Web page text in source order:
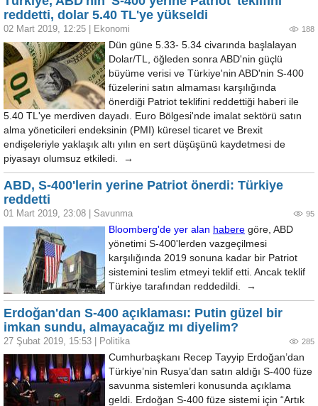
reddetti, dolar 5.40 TL'ye yükseldi
02 Mart 2019, 12:25 Ekonomi 188
Dün güne 5.33- 5.34 civarında başlalayan
Dolar/TL, öğleden sonra ABD'nin güçlü
büyüme verisi ve Türkiye'nin ABD'nin S-400
füzelerini satın almaması karşılığında
önerdiği Patriot teklifini reddettiği haberi ile
5.40 TL'ye merdiven dayadı. Euro Bölgesi'nde imalat sektörü satın
alma yöneticileri endeksinin (PMI) küresel ticaret ve Brexit
endişeleriyle yaklaşık altı yılın en sert düşüşünü kaydetmesi de
piyasayı olumsuz etkiledi. →
ABD, S-400'lerin yerine Patriot önerdi: Türkiye
reddetti
01 Mart 2019, 23:08 Savunma 95
Bloomberg'de yer alan habere göre, ABD
yönetimi S-400'lerden vazgeçilmesi
karşılığında 2019 sonuna kadar bir Patriot
sistemini teslim etmeyi teklif etti. Ancak teklif
Türkiye tarafından reddedildi. →
Erdoğan'dan S-400 açıklaması: Putin güzel bir
imkan sundu, almayacağız mı diyelim?
27 Şubat 2019, 15:53 Politika 285
Cumhurbaşkanı Recep Tayyip Erdoğan’dan
Türkiye’nin Rusya’dan satın aldığı S-400 füze
savunma sistemleri konusunda açıklama
geldi. Erdoğan S-400 füze sistemi için “Artık